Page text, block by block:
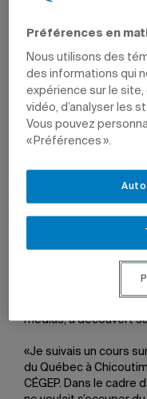
Mis à jour le 7 juin 2022 à 12 h 12
Sophie Leblond
Toute production
par les étudiants, qui
médias, a découvert
«Je suivais un cours
du Québec à
CÉGEP. Dans le cadre
Préférences en
Nous utilisons des
des informations qui
expérience sur le
vidéo, d’analyser les
Vous pouvez
« Préférences ».